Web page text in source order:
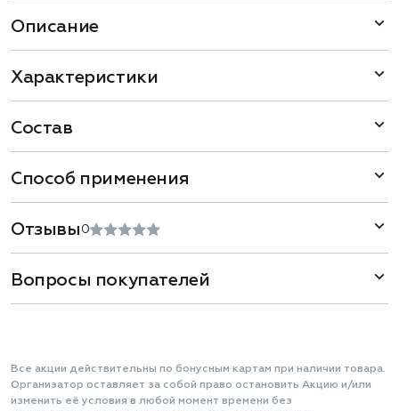
Описание
Характеристики
Состав
Способ применения
Отзывы 0
Вопросы покупателей
Все акции действительны по бонусным картам при наличии товара.
Организатор оставляет за собой право остановить Акцию и/или
изменить её условия в любой момент времени без